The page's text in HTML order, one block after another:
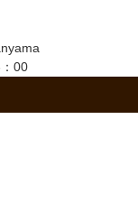
00